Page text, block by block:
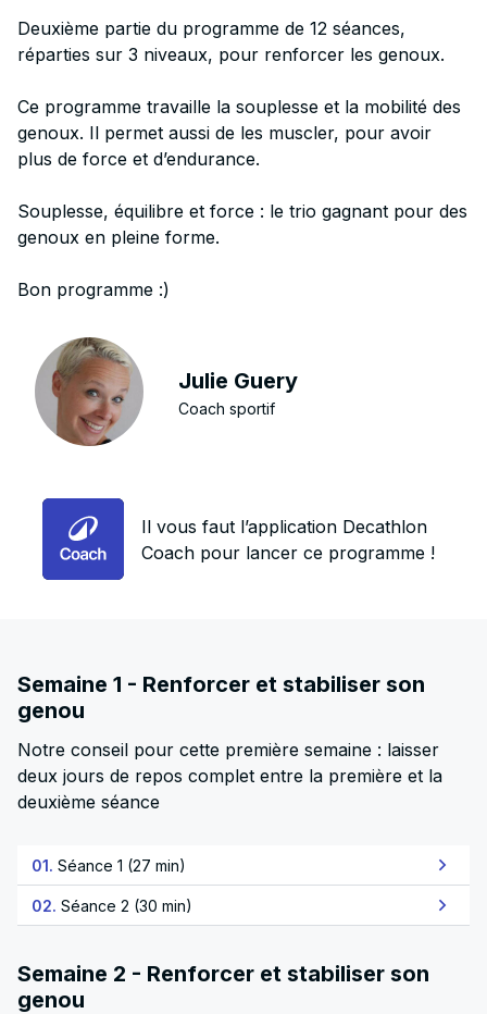
Deuxième partie du programme de 12 séances,
réparties sur 3 niveaux, pour renforcer les genoux.
Ce programme travaille la souplesse et la mobilité des
genoux. Il permet aussi de les muscler, pour avoir
plus de force et d’endurance.
Souplesse, équilibre et force : le trio gagnant pour des
genoux en pleine forme.
Bon programme :)
Julie Guery
Coach sportif
Il vous faut l’application Decathlon
Coach pour lancer ce programme !
Semaine 1 - Renforcer et stabiliser son
genou
Notre conseil pour cette première semaine : laisser
deux jours de repos complet entre la première et la
deuxième séance
01. Séance 1 (27 min)
02. Séance 2 (30 min)
Semaine 2 - Renforcer et stabiliser son
genou